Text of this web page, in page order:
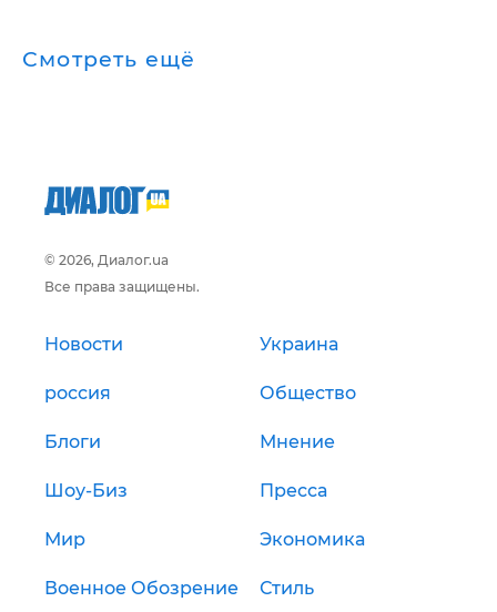
Смотреть ещё
© 2026, Диалог.ua
Все права защищены.
Новости Украина
россия Общество
Блоги Мнение
Шоу-Биз Пресса
Мир Экономика
Военное Обозрение Стиль